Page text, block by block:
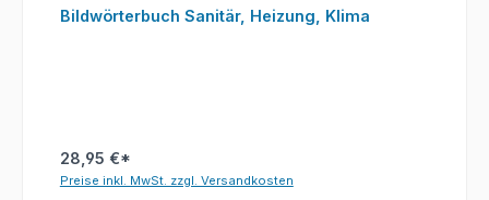
Bildwörterbuch Sanitär, Heizung, Klima
28,95 €*
Preise inkl. MwSt. zzgl. Versandkosten